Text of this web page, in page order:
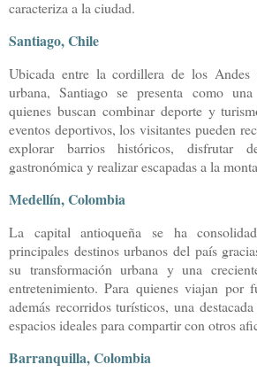
caracteriza a la ciudad.
Santiago, Chile
Ubicada entre la cordillera de los Andes
urbana, Santiago se presenta como
quienes buscan combinar deporte y
eventos deportivos, los visitantes pueden
explorar barrios históricos, disfrutar
gastronómica y realizar escapadas a la
Medellín, Colombia
La capital antioqueña se ha
principales destinos urbanos del país
su transformación urbana y una
entretenimiento. Para quienes viajan por
además recorridos turísticos, una
espacios ideales para compartir con otros
Barranquilla, Colombia